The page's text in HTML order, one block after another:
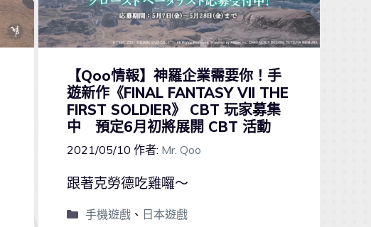
【Qoo情報】神羅企業需要你！手
遊新作《FINAL FANTASY VII THE
FIRST SOLDIER》 CBT 玩家募集
中 預定6月初將展開 CBT 活動
2021/05/10 作者: Mr. Qoo
跟著克勞德吃雞囉～
手機遊戲、 日本遊戲